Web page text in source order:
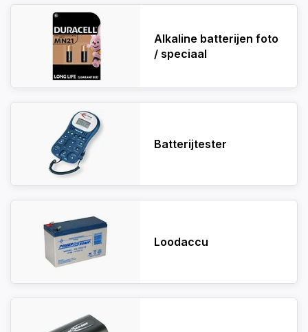
Alkaline batterijen foto
/ speciaal
Batterijtester
Loodaccu